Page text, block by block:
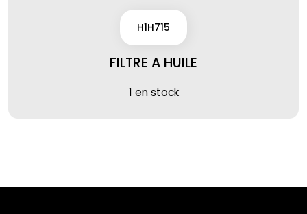
H1H715
FILTRE A HUILE
1 en stock